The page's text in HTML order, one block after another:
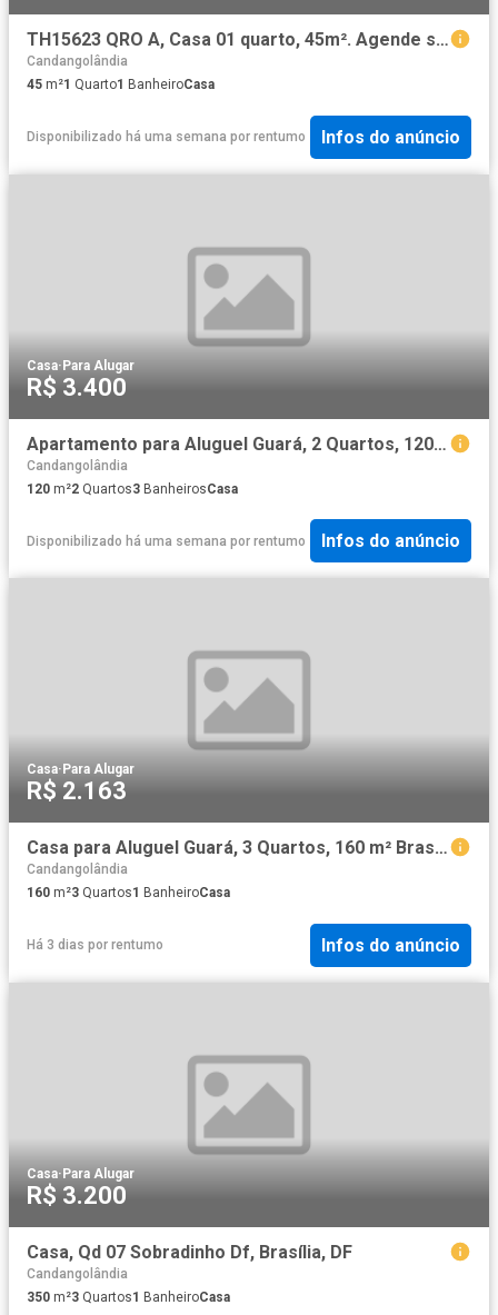
TH15623 QRO A, Casa 01 quarto, 45m². Agende sua visita!
Candangolândia
45 m²1 Quarto1 BanheiroCasa
Disponibilizado há uma semana por rentumo Infos do anúncio
Casa·Para Alugar
R$ 3.400
Apartamento para Aluguel Guará, 2 Quartos, 120 m² Brasília
Candangolândia
120 m²2 Quartos3 BanheirosCasa
Disponibilizado há uma semana por rentumo Infos do anúncio
Casa· Para Alugar
R$ 2.163
Casa para Aluguel Guará, 3 Quartos, 160 m² Brasília
Candangolândia
160 m²3 Quartos1 BanheiroCasa
Há 3 dias por rentumo Infos do anúncio
Casa· Para Alugar
R$ 3.200
Casa, Qd 07 Sobradinho Df, Brasília, DF
Candangolândia
350 m²3 Quartos1 BanheiroCasa